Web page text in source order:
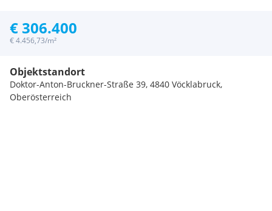
€ 306.400
€ 4.456,73/m²
Objektstandort
Doktor-Anton-Bruckner-Straße 39, 4840 Vöcklabruck,
Oberösterreich